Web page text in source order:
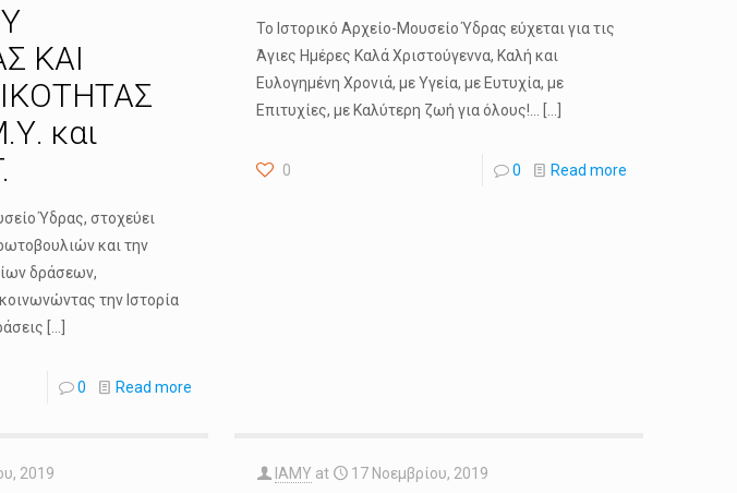
ΚΑΙ
και
Ύδρας, στοχεύει
και την
δράσεων,
την Ιστορία
[…]
0 Read more
Το Ιστορικό Αρχείο-Μουσείο Ύδρας εύχεται για τις
Άγιες Ημέρες Καλά Χριστούγεννα, Καλή και
Eυλογημένη Χρονιά, με Yγεία, με Ευτυχία, με
Eπιτυχίες, με Kαλύτερη ζωή για όλους!…
[…]
0 0 Read more
2019 IAMY at 17 Νοεμβρίου, 2019